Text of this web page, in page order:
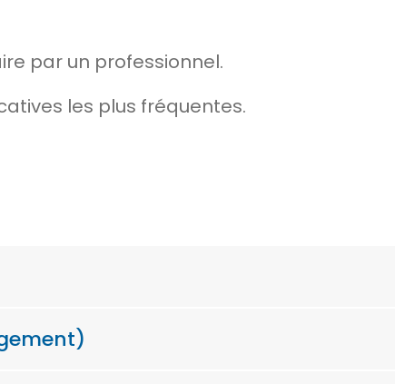
par un professionnel.
les plus fréquentes.